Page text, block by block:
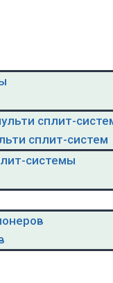
сплит-
сплит-систем
системы